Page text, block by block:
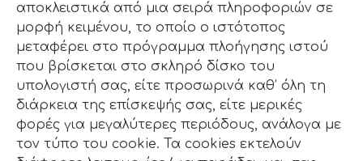
αποκλειστικά από μια σειρά πληροφοριών σε
μορφή κειμένου, το οποίο ο ιστότοπος
μεταφέρει στο πρόγραμμα πλοήγησης ιστού
που βρίσκεται στο σκληρό δίσκο του
υπολογιστή σας, είτε προσωρινά καθ’ όλη τη
διάρκεια της επίσκεψής σας, είτε μερικές
φορές για μεγαλύτερες περιόδους, ανάλογα με
τον τύπο του cookie. Τα cookies εκτελούν